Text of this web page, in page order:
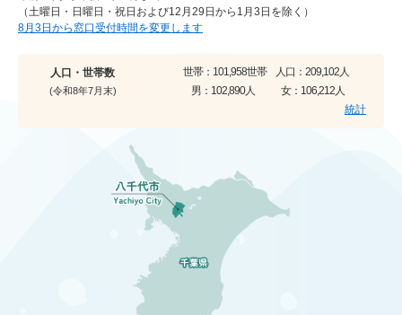
（土曜日・日曜日・祝日および12月29日から1月3日を除く）
8月3日から窓口受付時間を変更します
人口・世帯数
(令和8年7月末)
世帯： 101,958世帯 人口： 209,102人
男： 102,890人 女： 106,212人
統計